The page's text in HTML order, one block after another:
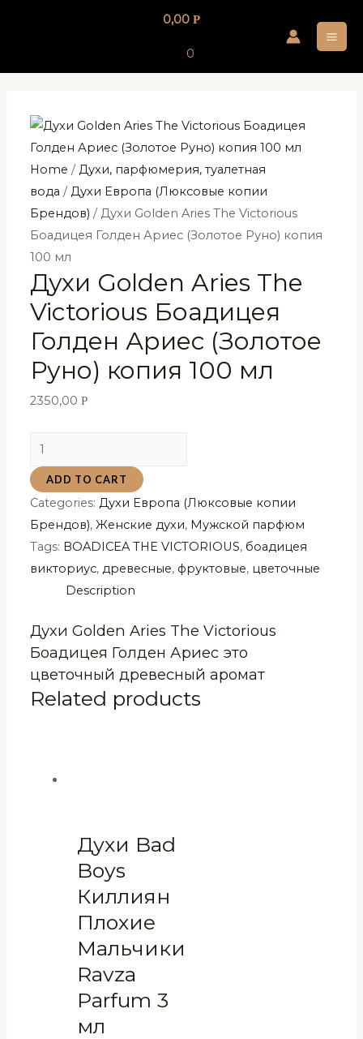
0,00 Р
0
Home /Духи, парфюмерия, туалетная
вода /Духи Европа (Люксовые копии
Брендов) / Духи Golden Aries The Victorious
Боадицея Голден Ариес (Золотое Руно) копия
100 мл
Духи Golden Aries The
Victorious Боадицея
Голден Ариес (Золотое
Руно) копия 100 мл
2350,00Р
Духи
Golden
Aries
The
Victorious
Боадицея
Голден
Ариес
Руно)
копия
100
мл
ADD TO CART
Categories:Духи Европа (Люксовые копии
Брендов),Женские духи, Мужской парфюм
Tags: BOADICEA THE VICTORIOUS, боадицея
викториус,древесные, фруктовые, цветочные
Description
Духи Golden Aries The Victorious
Боадицея Голден Ариес это
цветочный древесный аромат
Related products
Духи Bad
Boys
Киллиян
Плохие
Мальчики
Ravza
Parfum 3
мл